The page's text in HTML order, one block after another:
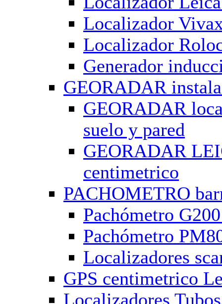
Localizador
Localizador
Generador
GEORADAR
GEORADAR
suelo y pared
GEORADAR
centimetrico
PACHOMETRO
Pachómetro
Pachómetro
Localizadores
GPS centimetrico